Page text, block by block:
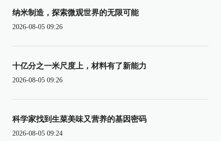
纳米制造，探索微观世界的无限可能
2026-08-05 09:26
十亿分之一米尺度上，材料有了新能力
2026-08-05 09:26
科学家找到生菜美味又营养的基因密码
2026-08-05 09:24